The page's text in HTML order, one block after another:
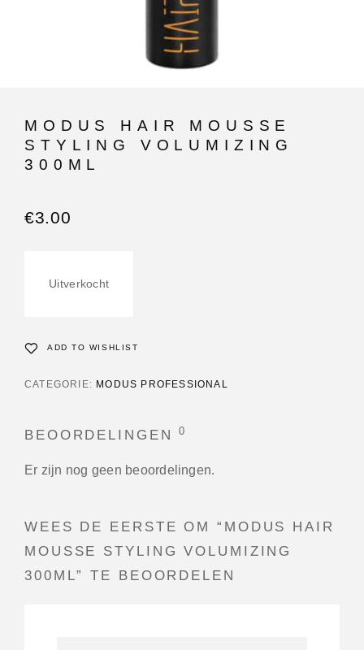
MODUS HAIR MOUSSE
STYLING VOLUMIZING
300ML
€3.00
Uitverkocht
ADD TO WISHLIST
CATEGORIE: MODUS PROFESSIONAL
BEOORDELINGEN0
Er zijn nog geen beoordelingen.
WEES DE EERSTE OM “MODUS HAIR
MOUSSE STYLING VOLUMIZING
300ML” TE BEOORDELEN